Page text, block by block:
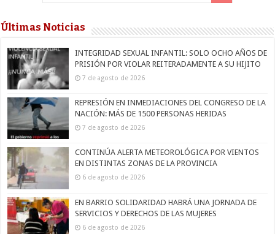
Últimas Noticias
INTEGRIDAD SEXUAL INFANTIL: SOLO OCHO AÑOS DE
PRISIÓN POR VIOLAR REITERADAMENTE A SU HIJITO
7 de agosto de 2026
REPRESIÓN EN INMEDIACIONES DEL CONGRESO DE LA
NACIÓN: MÁS DE 1500 PERSONAS HERIDAS
7 de agosto de 2026
CONTINÚA ALERTA METEOROLÓGICA POR VIENTOS
EN DISTINTAS ZONAS DE LA PROVINCIA
6 de agosto de 2026
EN BARRIO SOLIDARIDAD HABRÁ UNA JORNADA DE
SERVICIOS Y DERECHOS DE LAS MUJERES
6 de agosto de 2026